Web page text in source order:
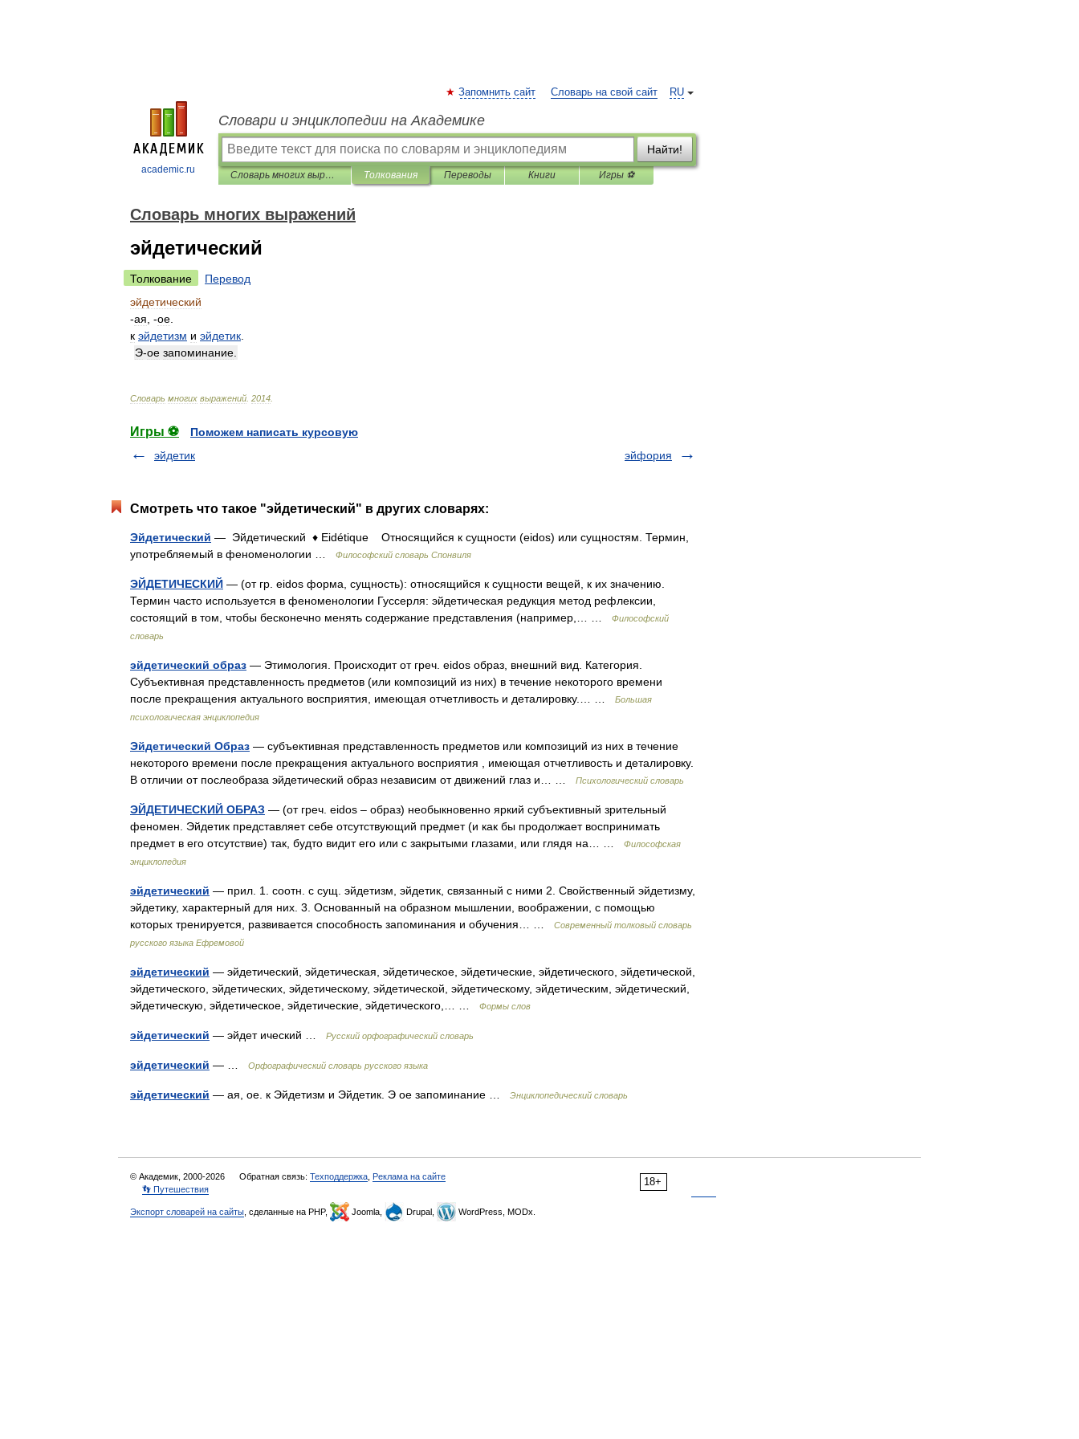
academic.ru
RU
Запомнить сайт Словарь на свой сайт
Словари и энциклопедии на Академике
Найти!
Словарь многих выражений Толкования Переводы Книги Игры ⚽
Словарь многих выражений
эйдетический
Толкование
Перевод
эйдетический
-ая , -ое
к эйдетизм и эйдетик
Э-ое запоминание
Словарь многих выражений 2014
Игры ⚽
Поможем написать курсовую
эйдетик
эйфория
Смотреть что такое "эйдетический" в других словарях:
Эйдетический — Эйдетический ♦ Eidétique Относящийся к сущности (eidos) или сущностям. Термин,
употребляемый в феноменологии …
Философский словарь Спонвиля
ЭЙДЕТИЧЕСКИЙ — (от гр. eidos форма, сущность): относящийся к сущности вещей, к их значению.
Термин часто используется в феноменологии Гуссерля: эйдетическая редукция метод рефлексии,
состоящий в том, чтобы бесконечно менять содержание представления (например,… …
Философский
словарь
эйдетический образ — Этимология. Происходит от греч. eidos образ, внешний вид. Категория.
Субъективная представленность предметов (или композиций из них) в течение некоторого времени
после прекращения актуального восприятия, имеющая отчетливость и деталировку.… …
Большая
психологическая энциклопедия
Эйдетический Образ — субъективная представленность предметов или композиций из них в течение
некоторого времени после прекращения актуального восприятия , имеющая отчетливость и деталировку.
В отличии от послеобраза эйдетический образ независим от движений глаз и… …
Психологический словарь
ЭЙДЕТИЧЕСКИЙ ОБРАЗ — (от греч. eidos – образ) необыкновенно яркий субъективный зрительный
феномен. Эйдетик представляет себе отсутствующий предмет (и как бы продолжает воспринимать
предмет в его отсутствие) так, будто видит его или с закрытыми глазами, или глядя на… …
Философская
энциклопедия
эйдетический — прил. 1. соотн. с сущ. эйдетизм, эйдетик, связанный с ними 2. Свойственный эйдетизму,
эйдетику, характерный для них. 3. Основанный на образном мышлении, воображении, с помощью
которых тренируется, развивается способность запоминания и обучения… …
Современный толковый словарь
русского языка Ефремовой
эйдетический — эйдетический, эйдетическая, эйдетическое, эйдетические, эйдетического, эйдетической,
эйдетического, эйдетических, эйдетическому, эйдетической, эйдетическому, эйдетическим, эйдетический,
эйдетическую, эйдетическое, эйдетические, эйдетического,… …
Формы слов
эйдетический — эйдет ический … Русский орфографический словарь
эйдетический — … Орфографический словарь русского языка
эйдетический — ая, ое. к Эйдетизм и Эйдетик. Э ое запоминание … Энциклопедический словарь
18+
© Академик, 2000-2026 Обратная связь: Техподдержка Реклама на сайте
👣 Путешествия
Экспорт словарей на сайты , сделанные на PHP, Joomla, Drupal, WordPress, MODx.